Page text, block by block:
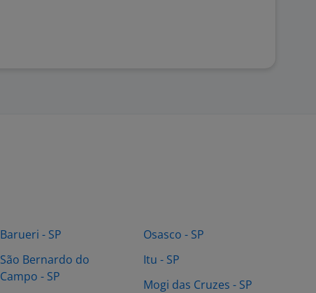
Barueri - SP
São Bernardo do
Campo - SP
Osasco - SP
Itu - SP
Mogi das Cruzes - SP